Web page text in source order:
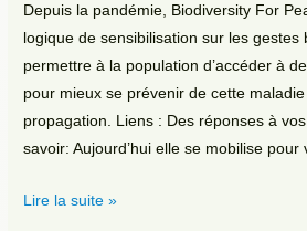
Depuis la pandémie, Biodiversity For
logique de sensibilisation sur les gestes
permettre à la population d’accéder à
pour mieux se prévenir de cette
propagation. Liens : Des réponses à
savoir: Aujourd’hui elle se mobilise pour
COVID-
Lire la suite »